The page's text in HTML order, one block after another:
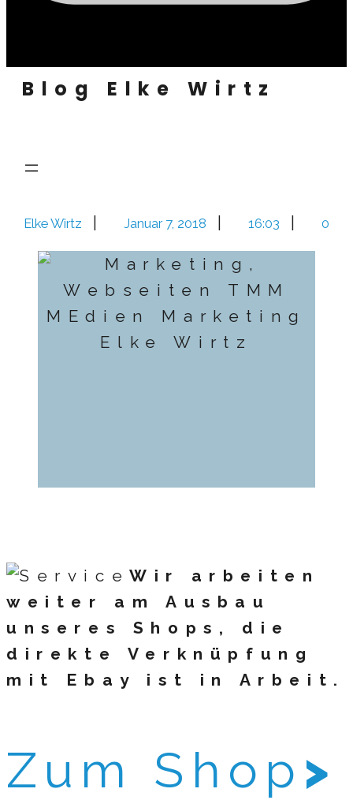
Blog Elke Wirtz
Elke Wirtz | Januar 7, 2018 | 16:03 | 0
Wir arbeiten
weiter am Ausbau
unseres Shops, die
direkte Verknüpfung
mit Ebay ist in Arbeit.
Zum Shop >